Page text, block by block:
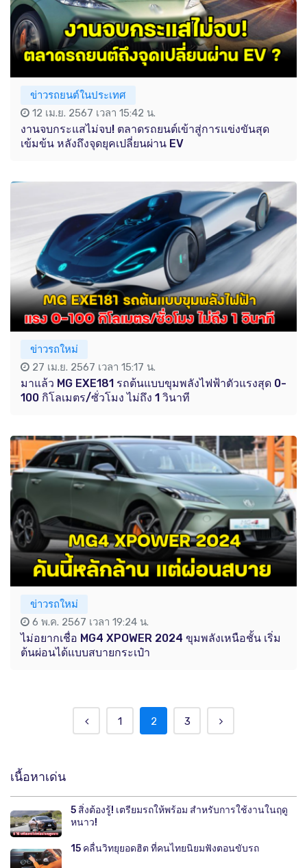
ข่าวรถยนต์ในประเทศ
12 เม.ย. 2567 เวลา 15:42 น.
งานจบกระแสไม่จบ! ตลาดรถยนต์เข้าสู่การแข่งขันสุด
เข้มข้น หลังถึงจุดยุคเปลี่ยนผ่าน EV
ข่าวรถใหม่
27 เม.ย. 2567 เวลา 15:17 น.
มาแล้ว MG EXE181 รถต้นแบบขุมพลังไฟฟ้าตัวแรงสุด 0-
100 กิโลเมตร/ซั่วโมง ไม่ถึง 1 วินาที
ข่าวรถใหม่
6 พ.ค. 2567 เวลา 19:24 น.
ไม่อยากเชื่อ MG4 XPOWER 2024 ขุมพลังเหนือชั้น เริ่ม
ต้นผ่อนได้แบบสบายกระเป๋า
1 2 3
เนื้อหาเด่น
5 สิ่งต้องรู้! เตรียมรถให้พร้อม สำหรับการใช้งานในฤดู
หนาว!
15 คลื่นวิทยุยอดฮิต ที่คนไทยนิยมฟังตอนขับรถ